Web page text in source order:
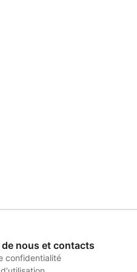
nous et contacts
confidentialité